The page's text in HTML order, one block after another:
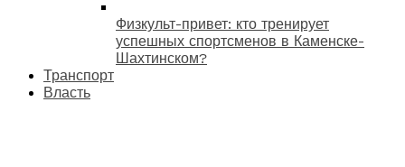
Физкульт-привет: кто тренирует
успешных спортсменов в Каменске-
Шахтинском?
Транспорт
Власть